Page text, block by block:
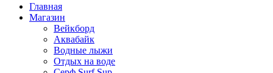
Главная
Магазин
Вейкборд
Аквабайк
Водные лыжи
Отдых на воде